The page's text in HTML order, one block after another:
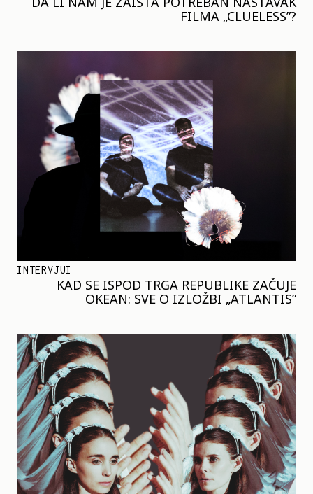
FILMA „CLUELESS”?
INTERVJUI
KAD SE ISPOD TRGA REPUBLIKE ZAČUJE
OKEAN: SVE O IZLOŽBI „ATLANTIS”